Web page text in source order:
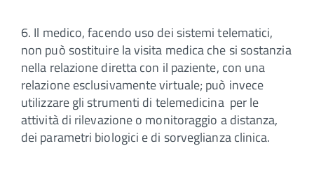
6. Il medico, facendo uso dei sistemi telematici,
non può sostituire la visita medica che si sostanzia
nella relazione diretta con il paziente, con una
relazione esclusivamente virtuale; può invece
utilizzare gli strumenti di telemedicina per le
attività di rilevazione o monitoraggio a distanza,
dei parametri biologici e di sorveglianza clinica.